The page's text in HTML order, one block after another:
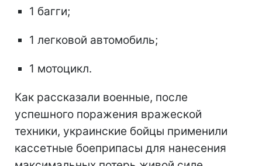
1 багги;
1 легковой автомобиль;
1 мотоцикл.
Как рассказали военные, после
успешного поражения вражеской
техники, украинские бойцы применили
кассетные боеприпасы для нанесения